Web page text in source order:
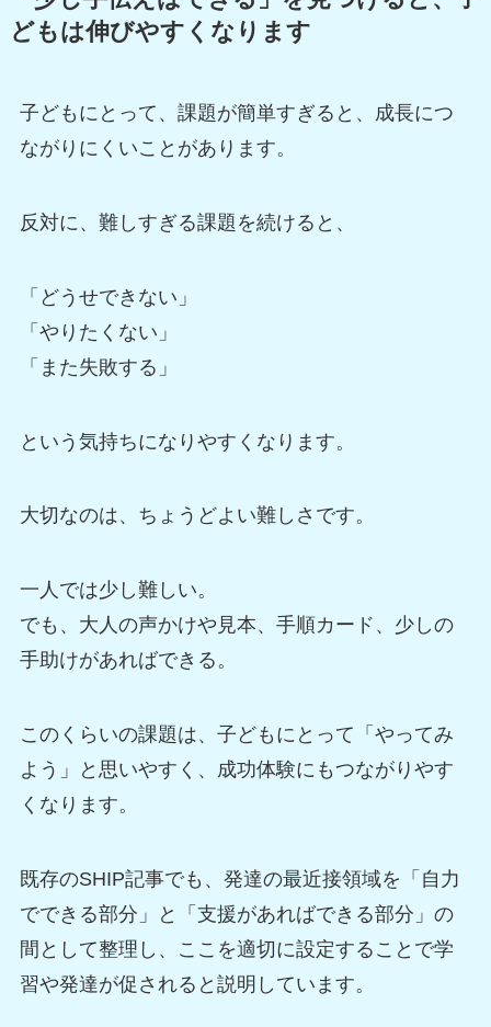
どもは伸びやすくなります
子どもにとって、課題が簡単すぎると、成長につ
ながりにくいことがあります。
反対に、難しすぎる課題を続けると、
「どうせできない」
「やりたくない」
「また失敗する」
という気持ちになりやすくなります。
大切なのは、ちょうどよい難しさです。
一人では少し難しい。
でも、大人の声かけや見本、手順カード、少しの
手助けがあればできる。
このくらいの課題は、子どもにとって「やってみ
よう」と思いやすく、成功体験にもつながりやす
くなります。
既存のSHIP記事でも、発達の最近接領域を「自力
でできる部分」と「支援があればできる部分」の
間として整理し、ここを適切に設定することで学
習や発達が促されると説明しています。